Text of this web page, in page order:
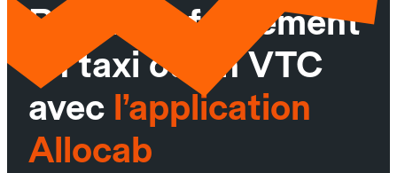
Réservez facilement
un taxi ou un VTC
avec l’application
Allocab